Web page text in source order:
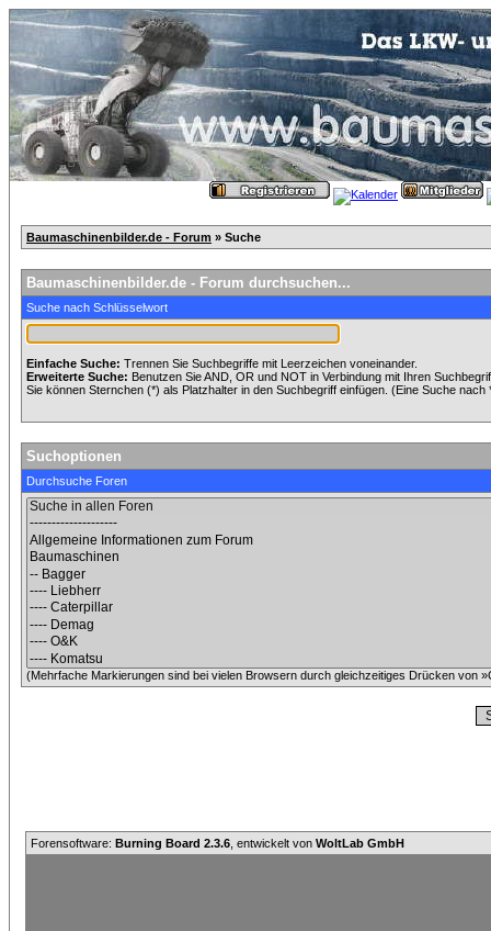
Baumaschinenbilder.de - Forum » Suche
Baumaschinenbilder.de - Forum durchsuchen...
Suche nach Schlüsselwort
Einfache Suche: Trennen Sie Suchbegriffe mit Leerzeichen voneinander.
Erweiterte Suche: Benutzen Sie AND, OR und NOT in Verbindung mit Ihren
Sie können Sternchen (*) als Platzhalter in den Suchbegriff einfügen. (Eine Suche
Suchoptionen
Durchsuche Foren
(Mehrfache Markierungen sind bei vielen Browsern durch gleichzeitiges Drücken von
Forensoftware: Burning Board 2.3.6 , entwickelt von WoltLab GmbH